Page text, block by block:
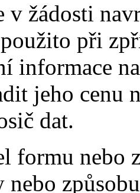
v žádosti
při
informace
jeho cenu
dat.
formu nebo